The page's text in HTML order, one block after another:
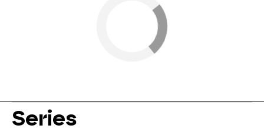
Series